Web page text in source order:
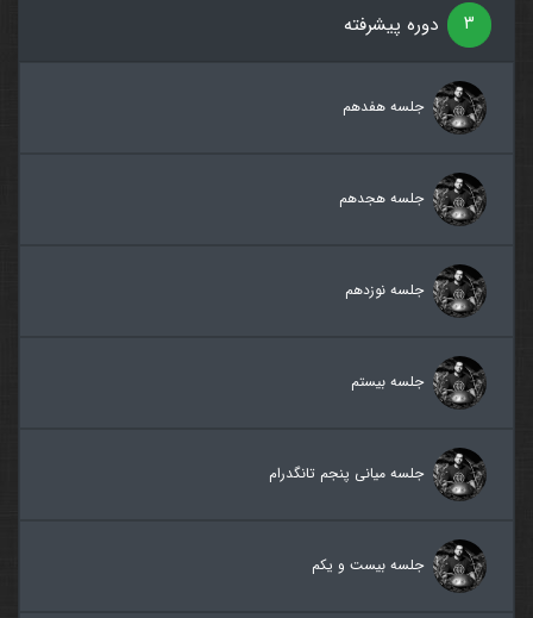
۳ دوره پیشرفته
جلسه هفدهم
جلسه هجدهم
جلسه نوزدهم
جلسه بیستم
جلسه میانی پنجم تانگدرام
جلسه بیست و یکم